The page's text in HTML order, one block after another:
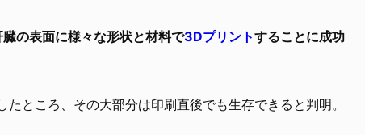
臓の表面に様々な形状と材料で3Dプリントすることに成功
たところ、その大部分は印刷直後でも生存できると判明。